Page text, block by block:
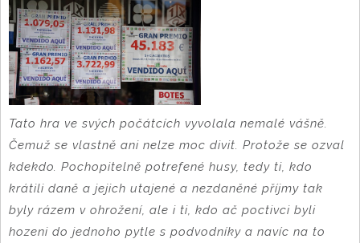
Tato hra ve svých počátcích vyvolala nemalé vášně.
Čemuž se vlastně ani nelze moc divit. Protože se ozval
kdekdo. Pochopitelně potrefené husy, tedy ti, kdo
krátili daně a jejich utajené a nezdaněné příjmy tak
byly rázem v ohrožení, ale i ti, kdo ač poctivci byli
hozeni do jednoho pytle s podvodníky a navíc na to